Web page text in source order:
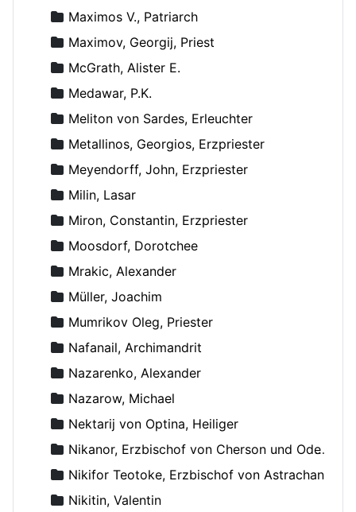
Maximos V., Patriarch
Maximov, Georgij, Priest
McGrath, Alister E.
Medawar, P.K.
Meliton von Sardes, Erleuchter
Metallinos, Georgios, Erzpriester
Meyendorff, John, Erzpriester
Milin, Lasar
Miron, Constantin, Erzpriester
Moosdorf, Dorotchee
Mrakic, Alexander
Müller, Joachim
Mumrikov Oleg, Priester
Nafanail, Archimandrit
Nazarenko, Alexander
Nazarow, Michael
Nektarij von Optina, Heiliger
Nikanor, Erzbischof von Cherson und Odessa
Nikifor Teotoke, Erzbischof von Astrachan
Nikitin, Valentin